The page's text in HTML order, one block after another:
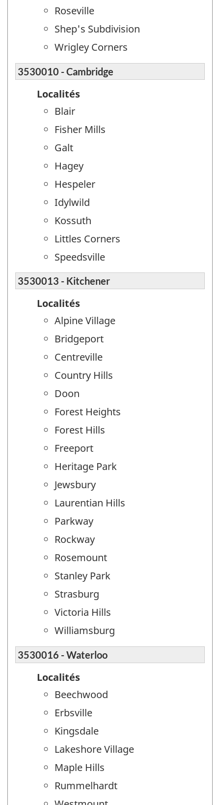
Roseville
Shep's Subdivision
Wrigley Corners
3530010 - Cambridge
Localités
Blair
Fisher Mills
Galt
Hagey
Hespeler
Idylwild
Kossuth
Littles Corners
Speedsville
3530013 - Kitchener
Localités
Alpine Village
Bridgeport
Centreville
Country Hills
Doon
Forest Heights
Forest Hills
Freeport
Heritage Park
Jewsbury
Laurentian Hills
Parkway
Rockway
Rosemount
Stanley Park
Strasburg
Victoria Hills
Williamsburg
3530016 - Waterloo
Localités
Beechwood
Erbsville
Kingsdale
Lakeshore Village
Maple Hills
Rummelhardt